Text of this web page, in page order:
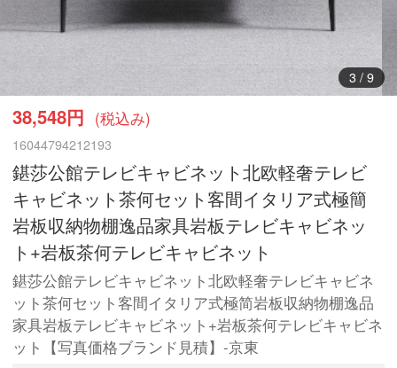
3/ 9
38,548円 (税込み)
16044794212193
鍖莎公館テレビキャビネット北欧軽奢テレビ
キャビネット茶何セット客間イタリア式極簡
岩板収納物棚逸品家具岩板テレビキャビネッ
ト+岩板茶何テレビキャビネット
鍖莎公館テレビキャビネット北欧軽奢テレビキャビネ
ット茶何セット客間イタリア式極简岩板収納物棚逸品
家具岩板テレビキャビネット+岩板茶何テレビキャビネ
ット【写真価格ブランド見積】-京東